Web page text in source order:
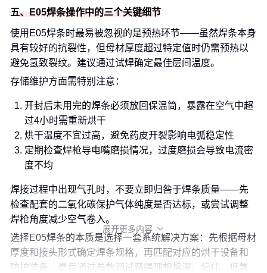
五、E05焊条操作中的三个关键细节
使用E05焊条时最易被忽视的是预热环节——虽然焊条本身
具有较好的抗裂性，但母材厚度超过特定值时仍需预热以
避免氢致裂纹。建议通过试焊确定最佳层间温度。
存储维护方面需特别注意：
开封后未用完的焊条必须放回保温筒，暴露在空气中超
过4小时需重新烘干
烘干温度不宜过高，避免药皮开裂影响电弧稳定性
定期检查焊枪导电嘴磨损情况，过度磨损会导致电流密
度不均
焊接过程中出现气孔时，不要立即归咎于焊条质量——先
检查配套的二氧化碳保护气体纯度是否达标，或尝试调整
焊枪角度减少空气卷入。
选择E05焊条的本质是选择一套系统解决方案：先根据母材
厚度和接头形式确定焊条规格，再匹配对应的烘干设备和
防护装备，最后通过参数调试获得理想熔深。记住，低氢
展开更多内容 